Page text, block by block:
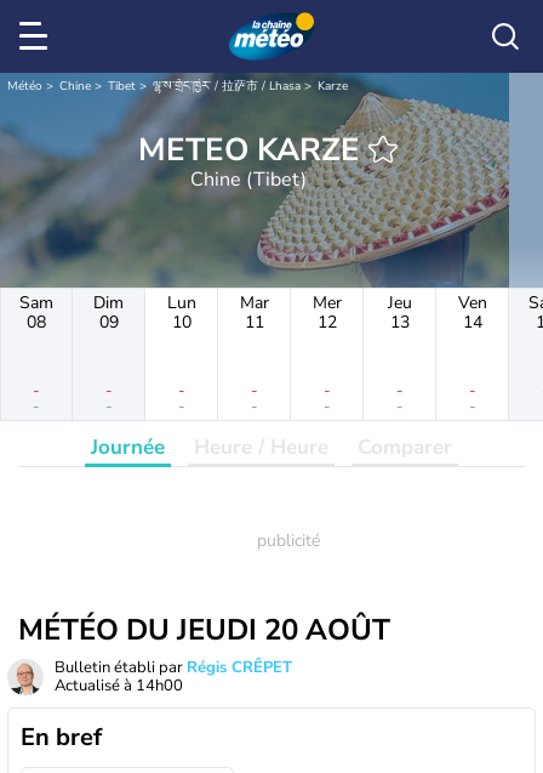
Météo Chine Tibet ལྷ་ས་གྲོང་ཁྱེར་ / 拉萨市 / Lhasa Karze
METEO KARZE
Chine (Tibet)
Sam
08
-
-
Dim
09
-
-
Lun
10
-
-
Mar
11
-
-
Mer
12
-
-
Jeu
13
-
-
Ven
14
-
-
Journée Heure / Heure Comparer
MÉTÉO DU JEUDI 20 AOÛT
Bulletin établi par Régis CRÊPET
Actualisé à 14h00
En bref